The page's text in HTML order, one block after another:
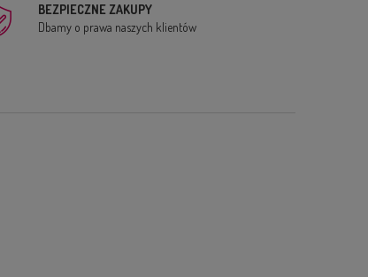
BEZPIECZNE ZAKUPY
Dbamy o prawa naszych klientów